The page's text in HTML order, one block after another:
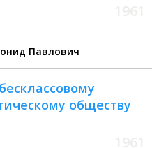
Павлович
обществу